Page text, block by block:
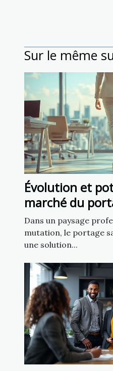
Sur le même
Évolution et
marché du
France
Dans un paysage
mutation, le portage
une solution...